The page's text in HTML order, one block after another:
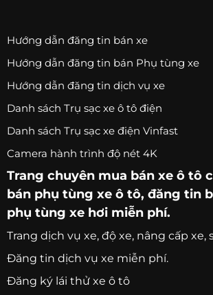
Hướng dẫn đăng tin bán xe
Hướng dẫn đăng tin bán Phụ tùng xe
Hướng dẫn đăng tin dịch vụ xe
Danh sách Trụ sạc xe ô tô điện
Danh sách Trụ sạc xe điện Vinfast
Camera hành trình độ nét 4K
Trang chuyên mua bán xe ô tô
bán phụ tùng xe ô tô, đăng tin
phụ tùng xe hơi miễn phí.
Trang dịch vụ xe, độ xe, nâng cấp xe,
Đăng tin dịch vụ xe miễn phí.
Đăng ký lái thử xe ô tô